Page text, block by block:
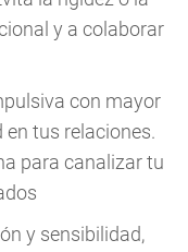
y a colaborar
con mayor
tus relaciones.
para canalizar tu
y sensibilidad,